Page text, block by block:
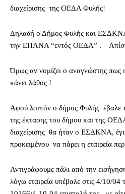
διαχείρισης της ΟΕΔΑ Φυλής!
Δηλαδή ο Δήμος Φυλής και
την ΕΠΑΝΑ “εντός ΟΕΔΑ” .
Όμως αν νομίζει ο αναγνώστης πως
κάνει λάθος !
Αφού λοιπόν ο δήμος Φυλής έβαλε
της έκτασης του δήμου και της
διαχείρισης θα ήταν ο ΕΣΔΚΝΑ,
προκειμένου να πάρει η εταιρεία
Αντιγράφουμε πάλι από την
λόγω εταιρεία υπέβαλε στις 4/10/